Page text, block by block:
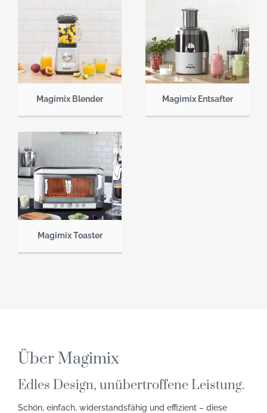
Magimix Blender Magimix Entsafter
Magimix Toaster
Über Magimix
Edles Design, unübertroffene Leistung.
Schön, einfach, widerstandsfähig und effizient – diese